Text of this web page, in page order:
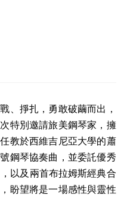
、掙扎，勇敢破繭而出，
特別邀請旅美鋼琴家，擁
教於西維吉尼亞大學的蕭
鋼琴協奏曲，並委託優秀
以及兩首布拉姆斯經典合
盼望將是一場感性與靈性